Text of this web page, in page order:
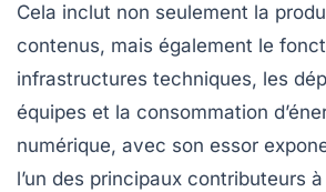
Cela inclut non seulement la
contenus, mais également le
infrastructures techniques, les
équipes et la consommation
numérique, avec son essor
l’un des principaux contributeurs